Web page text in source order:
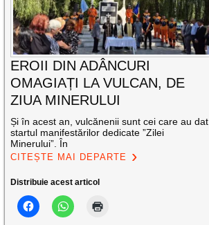
EROII DIN ADÂNCURI
OMAGIAȚI LA VULCAN, DE
ZIUA MINERULUI
Și în acest an, vulcănenii sunt cei care au dat
startul manifestărilor dedicate ”Zilei
Minerului”. În
CITEȘTE MAI DEPARTE
Distribuie acest articol